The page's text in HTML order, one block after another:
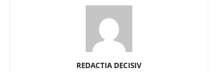
REDACTIA DECISIV